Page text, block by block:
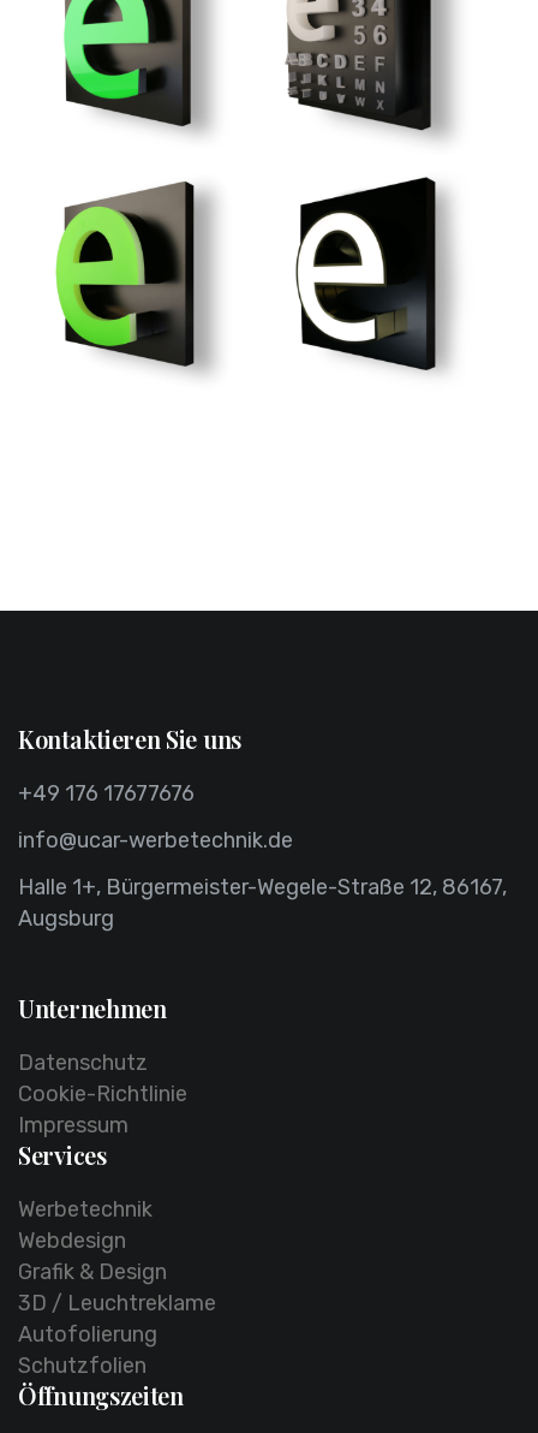
Kontaktieren Sie uns
+49 176 17677676
info@ucar-werbetechnik.de
Halle 1+, Bürgermeister-Wegele-Straße 12, 86167,
Augsburg
Unternehmen
Datenschutz
Cookie-Richtlinie
Impressum
Services
Werbetechnik
Webdesign
Grafik & Design
3D / Leuchtreklame
Autofolierung
Schutzfolien
Öffnungszeiten